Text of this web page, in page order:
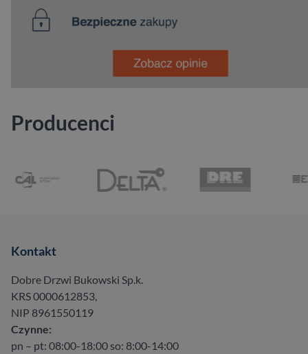
Producenci
Kontakt
Dobre Drzwi Bukowski Sp.k.
KRS 0000612853,
NIP 8961550119
Czynne:
pn – pt: 08:00-18:00 so: 8:00-14:00